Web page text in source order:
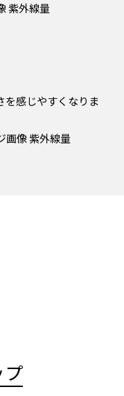
紫外線量
を感じやすくなりま
紫外線量
プ